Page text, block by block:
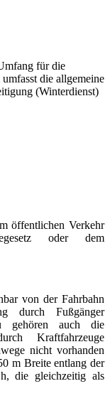
für die
die allgemeine
(Winterdienst)
öffentlichen Verkehr
oder dem
von der Fahrbahn
durch Fußgänger
gehören auch die
Kraftfahrzeuge
nicht vorhanden
m Breite entlang der
die gleichzeitig als